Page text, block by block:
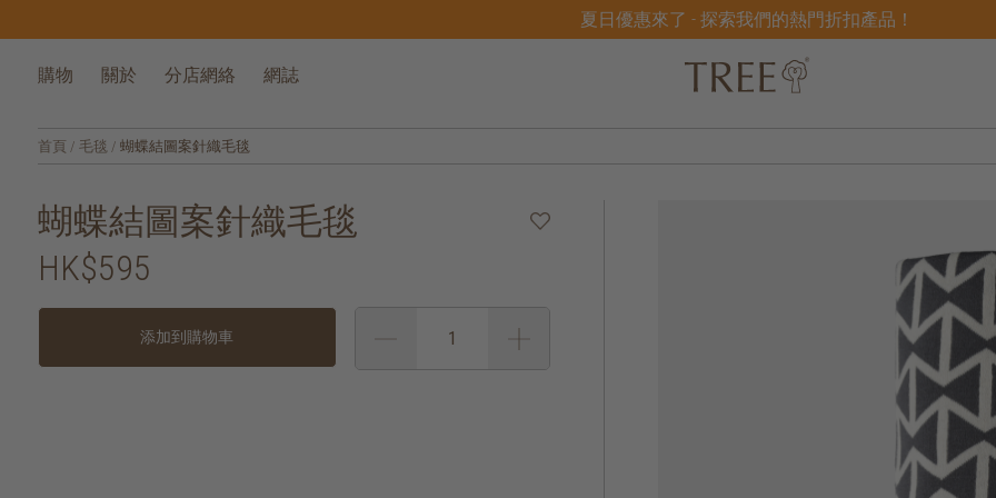
夏日優惠來了 - 探索我們的熱門折扣產品！
購物 關於 分店網絡 網誌
首頁 / 毛毯 / 蝴蝶結圖案針織毛毯
蝴蝶結圖案針織毛毯
HK$595
添加到購物車